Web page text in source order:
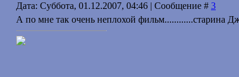
Дата: Суббота, 01.12.2007, 04:46 | Сообщение # 3
А по мне так очень неплохой фильм............старина